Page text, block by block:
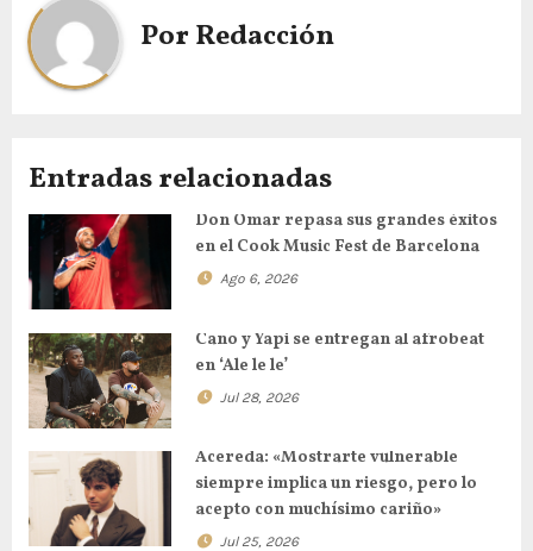
PorRedacción
Entradas relacionadas
Don Omar repasa sus grandes éxitos
en el Cook Music Fest de Barcelona
Ago 6, 2026
Cano y Yapi se entregan al afrobeat
en ‘Ale le le’
Jul 28, 2026
Acereda: «Mostrarte vulnerable
siempre implica un riesgo, pero lo
acepto con muchísimo cariño»
Jul 25, 2026